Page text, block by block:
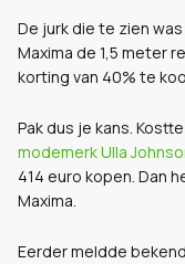
De jurk die te zien
Maxima de 1,5 meter
korting van 40% te
Pak dus je kans.
modemerk Ulla
414 euro kopen. Dan
Maxima.
Eerder meldde